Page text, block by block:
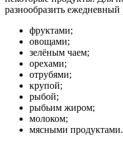
разнообразить ежедневный
фруктами;
овощами;
зелёным чаем;
орехами;
отрубями;
крупой;
рыбой;
рыбьим жиром;
молоком;
мясными продуктами.